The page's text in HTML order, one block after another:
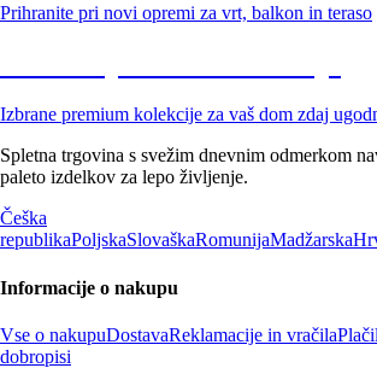
Prihranite pri novi opremi za vrt, balkon in teraso
Izbrane premium kolekcije za vaš dom zdaj
Spletna trgovina s svežim dnevnim odmerkom
paleto izdelkov za lepo življenje.
Češka
republikaPoljskaSlovaškaRomunijaMadžarska
Informacije o nakupu
Vse o nakupuDostavaReklamacije in vračila
dobropisi